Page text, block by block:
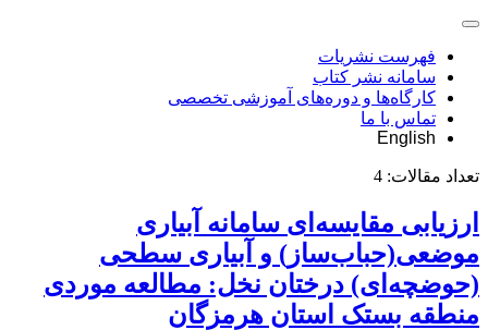
فهرست نشریات
سامانه نشر کتاب
کارگاه‌ها و دوره‌های آموزشی تخصصی
تماس با ما
English
تعداد مقالات: 4
ارزیابی مقایسه‌ای سامانه آبیاری
موضعی(حباب‌ساز) و آبیاری سطحی
(حوضچه‌ای) درختان نخل: مطالعه موردی
منطقه بستک استان هرمزگان